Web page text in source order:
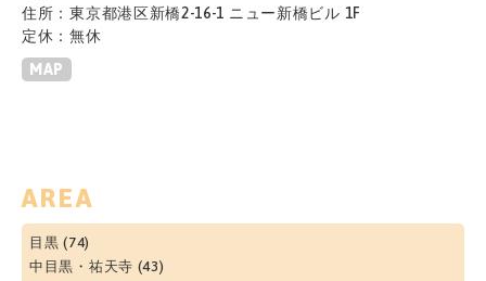
住所：東京都港区新橋2-16-1 ニュー新橋ビル 1F
定休：無休
MAP
AREA
目黒 (74)
中目黒・祐天寺 (43)